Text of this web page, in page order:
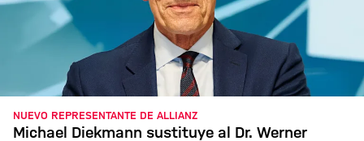
NUEVO REPRESENTANTE DE ALLIANZ
Michael Diekmann sustituye al Dr. Werner